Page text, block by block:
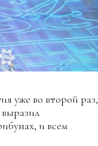
уже во второй раз,
и всем